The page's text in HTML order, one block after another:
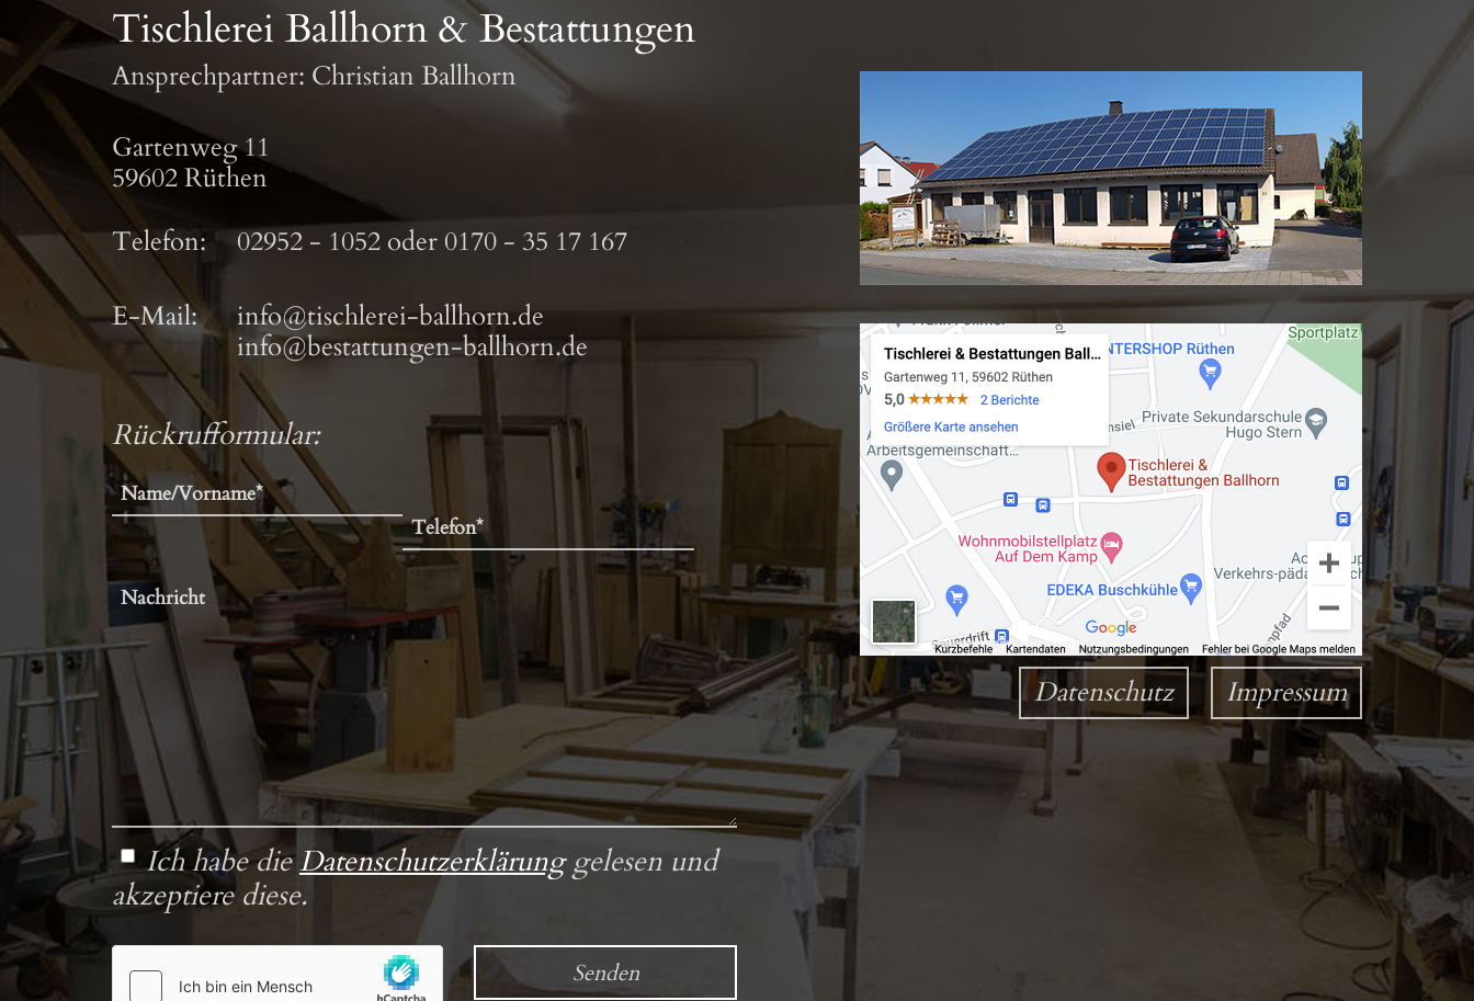
Tischlerei Ballhorn & Bestattungen
Ansprechpartner: Christian Ballhorn
Gartenweg 11
59602 Rüthen
Telefon:
02952 - 1052 oder 0170 - 35 17 167
E-Mail:
info@tischlerei-ballhorn.de
info@bestattungen-ballhorn.de
Rückrufformular:
Ich habe dieDatenschutzerklärunggelesen und
akzeptiere diese.
Impressum
Datenschutz